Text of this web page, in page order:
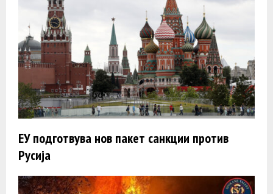
ЕУ подготвува нов пакет санкции против
Русија